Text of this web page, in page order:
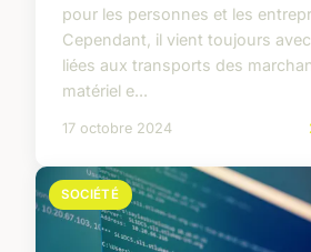
pour les personnes et les
Cependant, il vient toujours
liées aux transports des
matériel e...
17 octobre 2024
SOCIÉTÉ